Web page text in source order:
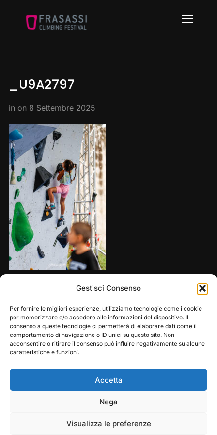
Gestisci Consenso
Per fornire le migliori esperienze, utilizziamo tecnologie come i cookie
per memorizzare e/o accedere alle informazioni del dispositivo. Il
consenso a queste tecnologie ci permetterà di elaborare dati come il
comportamento di navigazione o ID unici su questo sito. Non
acconsentire o ritirare il consenso può influire negativamente su alcune
caratteristiche e funzioni.
Accetta
Nega
Visualizza le preferenze
Info
_U9A2797
in on 8 Settembre 2025
Copyright © 2026 — Frasassi Climbing Festival. All
Rights Reserved